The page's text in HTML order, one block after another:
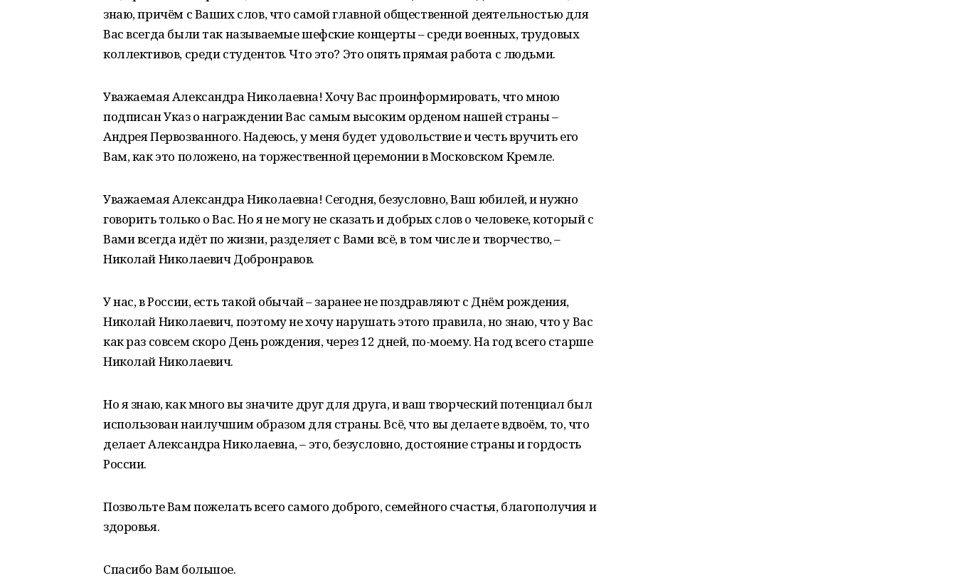
знаю, причём с Ваших слов, что самой главной общественной деятельностью для
Вас всегда были так называемые шефские концерты – среди военных, трудовых
коллективов, среди студентов. Что это? Это опять прямая работа с людьми.
Уважаемая Александра Николаевна! Хочу Вас проинформировать, что мною
подписан Указ о награждении Вас самым высоким орденом нашей страны –
Андрея Первозванного. Надеюсь, у меня будет удовольствие и честь вручить его
Вам, как это положено, на торжественной церемонии в Московском Кремле.
Уважаемая Александра Николаевна! Сегодня, безусловно, Ваш юбилей, и нужно
говорить только о Вас. Но я не могу не сказать и добрых слов о человеке, который с
Вами всегда идёт по жизни, разделяет с Вами всё, в том числе и творчество, –
Николай Николаевич Добронравов.
У нас, в России, есть такой обычай – заранее не поздравляют с Днём рождения,
Николай Николаевич, поэтому не хочу нарушать этого правила, но знаю, что у Вас
как раз совсем скоро День рождения, через 12 дней, по-моему. На год всего старше
Николай Николаевич.
Но я знаю, как много вы значите друг для друга, и ваш творческий потенциал был
использован наилучшим образом для страны. Всё, что вы делаете вдвоём, то, что
делает Александра Николаевна, – это, безусловно, достояние страны и гордость
России.
Позвольте Вам пожелать всего самого доброго, семейного счастья, благополучия и
здоровья.
Спасибо Вам большое.